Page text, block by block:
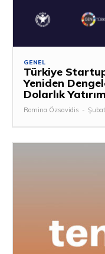
GENEL
Türkiye
Yeniden
Dolarlık
Romina Özsavidis -